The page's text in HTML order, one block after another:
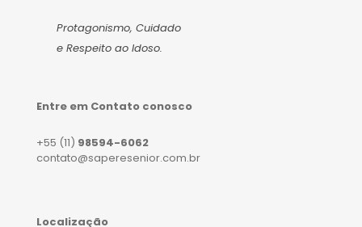
Protagonismo, Cuidado
e Respeito ao Idoso.
Entre em Contato conosco
+55 (11) 98594-6062
contato@saperesenior.com.br
Localização